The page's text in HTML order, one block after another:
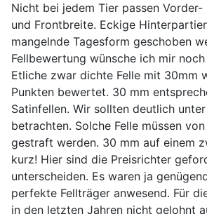
Nicht bei jedem Tier passen
und Frontbreite. Eckige
mangelnde Tagesform geschoben
Fellbewertung wünsche ich mir
Etliche zwar dichte Felle mit 30mm
Punkten bewertet. 30 mm
Satinfellen. Wir sollten deutlich
betrachten. Solche Felle müssen
gestraft werden. 30 mm auf einem
kurz! Hier sind die Preisrichter
unterscheiden. Es waren ja
perfekte Fellträger anwesend. Für
in den letzten Jahren nicht gelohnt